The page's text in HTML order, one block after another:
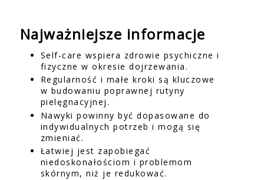
Najważniejsze informacje
Self-care wspiera zdrowie psychiczne i
fizyczne w okresie dojrzewania.
Regularność i małe kroki są kluczowe
w budowaniu poprawnej rutyny
pielęgnacyjnej.
Nawyki powinny być dopasowane do
indywidualnych potrzeb i mogą się
zmieniać.
Łatwiej jest zapobiegać
niedoskonałościom i problemom
skórnym, niż je redukować.